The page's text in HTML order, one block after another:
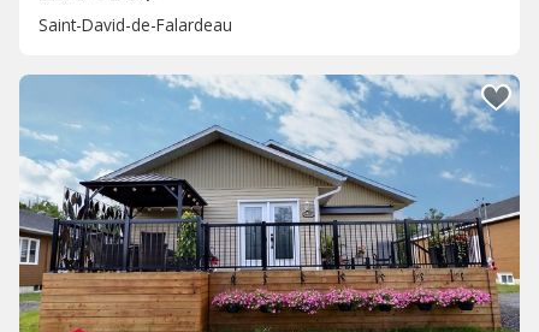
Saint-David-de-Falardeau